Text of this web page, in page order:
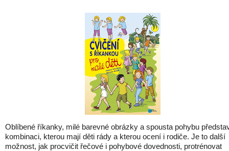
Oblíbené říkanky, milé barevné obrázky a spousta pohybu
kombinaci, kterou mají děti rády a kterou ocení i rodiče. Je to další
možnost, jak procvičit řečové i pohybové dovednosti, protrénovat